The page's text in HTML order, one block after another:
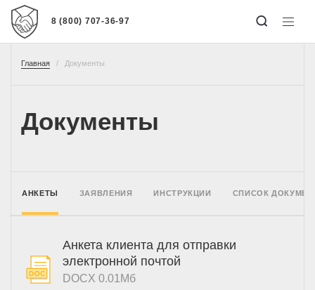
8 (800) 707-36-97
Главная Документы
Документы
АНКЕТЫ ЗАЯВЛЕНИЯ ИНСТРУКЦИИ СПИСОК
Анкета клиента для отправки
электронной почтой
DOCX 0.01Мб